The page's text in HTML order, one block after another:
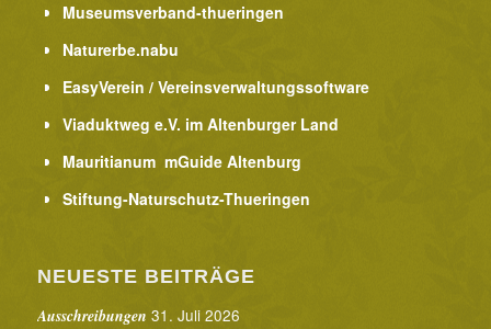
Museumsverband-thueringen
Naturerbe.nabu
EasyVerein / Vereinsverwaltungssoftware
Viaduktweg e.V. im Altenburger Land
Mauritianum mGuide Altenburg
Stiftung-Naturschutz-Thueringen
NEUESTE BEITRÄGE
Ausschreibungen 31. Juli 2026